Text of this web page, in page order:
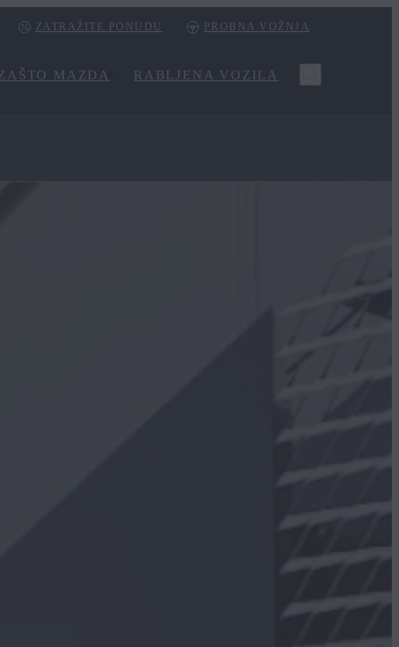
ZATRAŽITE PONUDU PROBNA VOŽNJA
MAZDA RABLJENA VOZILA